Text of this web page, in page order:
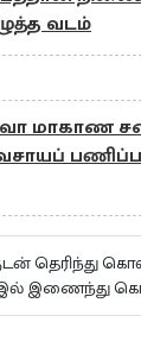
வடம்
மாகாண
தெரிந்து
இணைந்து